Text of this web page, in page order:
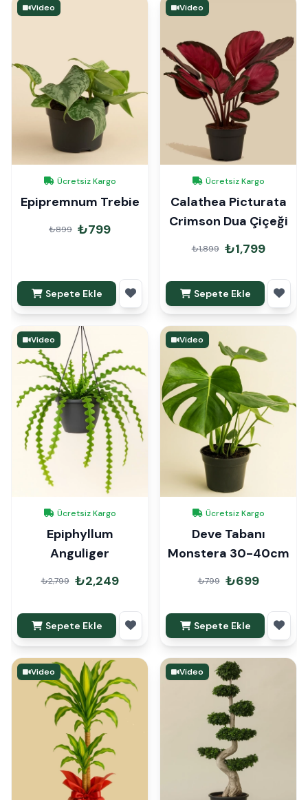
Video
Ücretsiz Kargo
Epipremnum Trebie
₺899 ₺799
Sepete Ekle
Video
Ücretsiz Kargo
Calathea Picturata
Crimson Dua Çiçeği
₺1,899 ₺1,799
Sepete Ekle
Video
Ücretsiz Kargo
Epiphyllum
Anguliger
₺2,799 ₺2,249
Sepete Ekle
Video
Ücretsiz Kargo
Deve Tabanı
Monstera 30-40cm
₺799 ₺699
Sepete Ekle
Video Video